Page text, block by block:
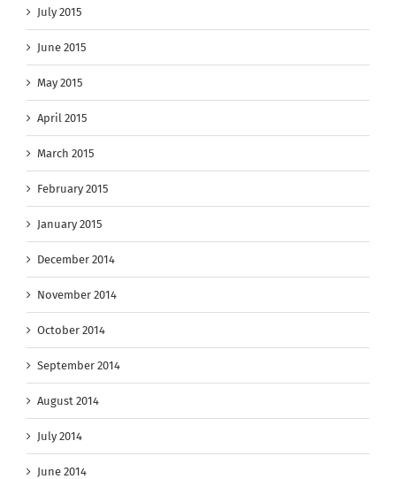
July 2015
June 2015
May 2015
April 2015
March 2015
February 2015
January 2015
December 2014
November 2014
October 2014
September 2014
August 2014
July 2014
June 2014